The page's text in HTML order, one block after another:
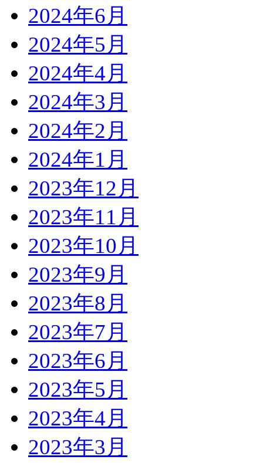
2024年6月
2024年5月
2024年4月
2024年3月
2024年2月
2024年1月
2023年12月
2023年11月
2023年10月
2023年9月
2023年8月
2023年7月
2023年6月
2023年5月
2023年4月
2023年3月